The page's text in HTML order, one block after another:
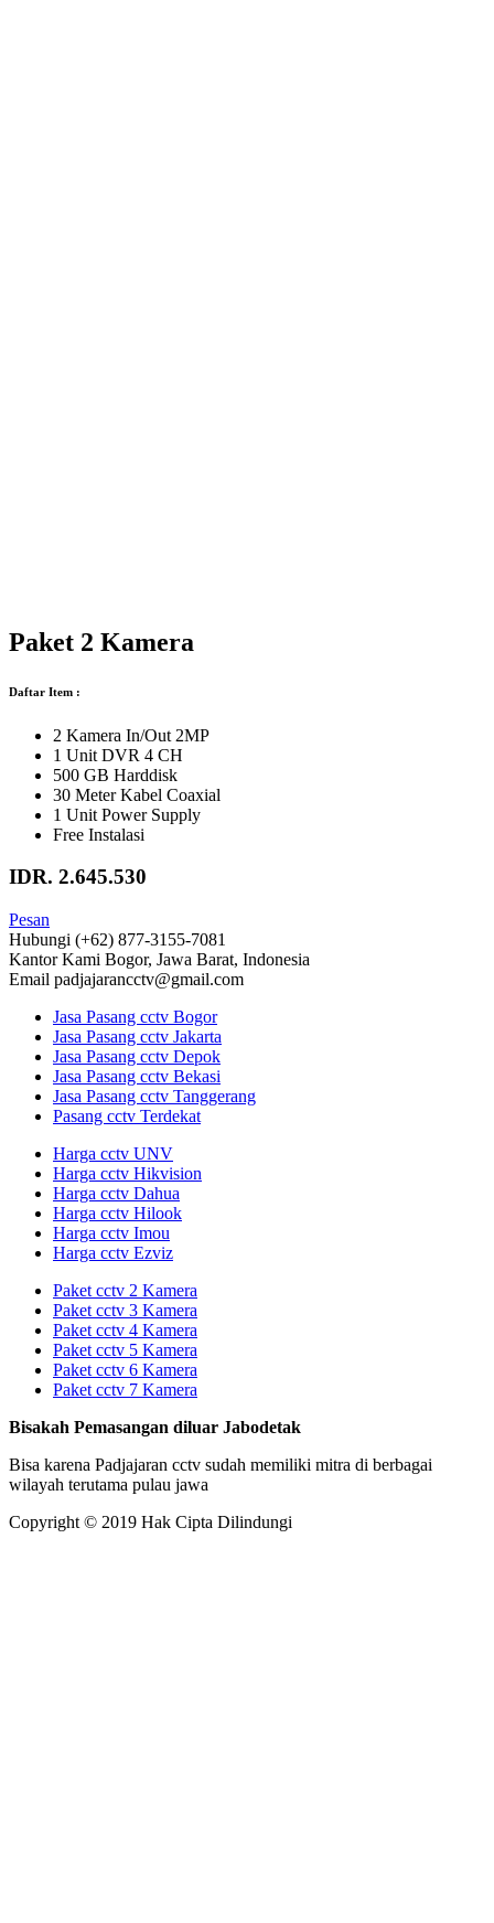
Paket 2 Kamera
Daftar Item :
2 Kamera In/Out 2MP
1 Unit DVR 4 CH
500 GB Harddisk
30 Meter Kabel Coaxial
1 Unit Power Supply
Free Instalasi
IDR. 2.645.530
Pesan
Hubungi (+62) 877-3155-7081
Kantor Kami Bogor, Jawa Barat, Indonesia
Email padjajarancctv@gmail.com
Jasa Pasang cctv Bogor
Jasa Pasang cctv Jakarta
Jasa Pasang cctv Depok
Jasa Pasang cctv Bekasi
Jasa Pasang cctv Tanggerang
Pasang cctv Terdekat
Harga cctv UNV
Harga cctv Hikvision
Harga cctv Dahua
Harga cctv Hilook
Harga cctv Imou
Harga cctv Ezviz
Paket cctv 2 Kamera
Paket cctv 3 Kamera
Paket cctv 4 Kamera
Paket cctv 5 Kamera
Paket cctv 6 Kamera
Paket cctv 7 Kamera
Bisakah Pemasangan diluar Jabodetak
Bisa karena Padjajaran cctv sudah memiliki mitra di berbagai
wilayah terutama pulau jawa
Copyright © 2019 Hak Cipta Dilindungi